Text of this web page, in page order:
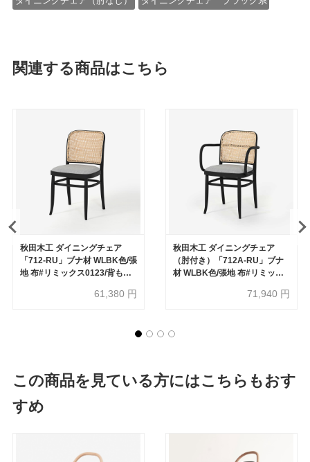
関連する商品はこちら
秋田木工 ダイニングチェア
「712-RU」ブナ材 WLBK色/張
地 布#リミックス0123/背もた
61,380 円
秋田木工 ダイニングチェア
（肘付き）「712A-RU」ブナ
材 WLBK色/張地 布#リミック
ル対象品のため40%OFF】
71,940 円
この商品を見ている方にはこちらもおす
すめ